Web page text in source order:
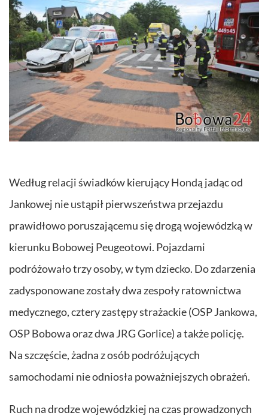
Według relacji świadków kierujący Hondą jadąc od
Jankowej nie ustąpił pierwszeństwa przejazdu
prawidłowo poruszającemu się drogą wojewódzką w
kierunku Bobowej Peugeotowi. Pojazdami
podróżowało trzy osoby, w tym dziecko. Do zdarzenia
zadysponowane zostały dwa zespoły ratownictwa
medycznego, cztery zastępy strażackie (OSP Jankowa,
OSP Bobowa oraz dwa JRG Gorlice) a także policję.
Na szczęście, żadna z osób podróżujących
samochodami nie odniosła poważniejszych obrażeń.
Ruch na drodze wojewódzkiej na czas prowadzonych